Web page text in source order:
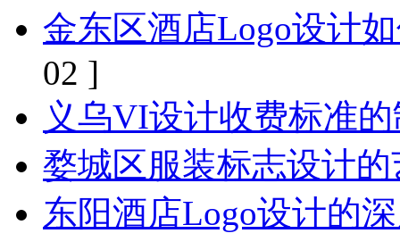
金东区酒店Logo设计
02 ]
义乌VI设计收费标准
婺城区服装标志设计
东阳酒店Logo设计的